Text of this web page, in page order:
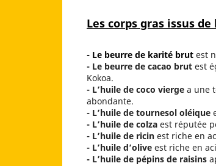
Les corps gras issus
- Le beurre de karité brut est
- Le beurre de cacao brut est
Kokoa.
- L’huile de coco vierge a une
abondante.
- L’huile de tournesol oléique
- L’huile de colza est réputée
- L’huile de ricin est riche en
- L’huile d’olive est riche en
- L’huile de pépins de raisins